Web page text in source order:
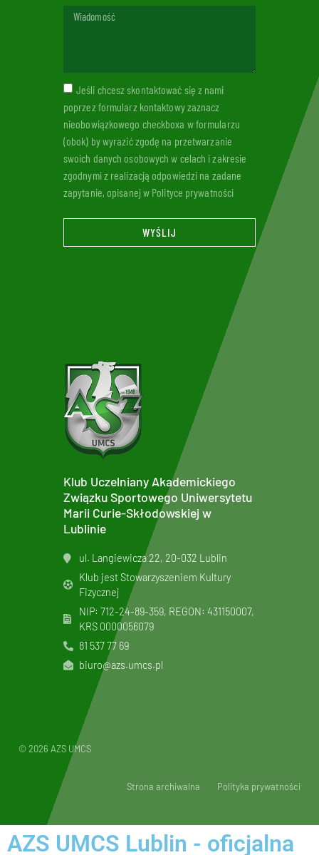
Jeśli chcesz skontaktować się z nami
poprzez formularz kontaktowy zaznacz
nieobowiązkowego checkboxa w formularzu
(obok) by wyrazić zgodę na przetwarzanie
swoich danych osobowych w celach i zakresie
zgodnymi z realizacją odpowiedzi na zadane
zapytanie, opisanej w Polityce prywatności
WYŚLIJ
Klub Uczelniany Akademickiego
Związku Sportowego Uniwersytetu
Marii Curie-Skłodowskiej w
Lublinie
ul. Langiewicza 22, 20-032 Lublin
Klub jest Stowarzyszeniem Kultury
Fizycznej
NIP: 712-24-89-359, REGON: 431150007,
KRS 0000056079
81 537 77 69
biuro@azs.umcs.pl
© 2026 AZS UMCS
Strona archiwalna Polityka prywatności
AZS UMCS Lublin - oficjalna